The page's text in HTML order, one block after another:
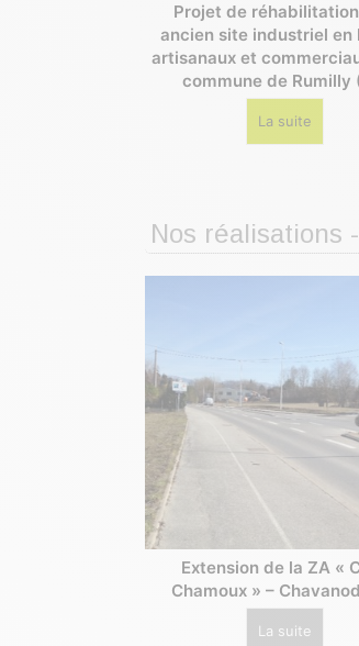
Projet de réhabilitation
ancien site industriel en
artisanaux et
commune de Rumilly
La suite
Nos réalisations
Extension de la ZA «
Chamoux » –
La suite